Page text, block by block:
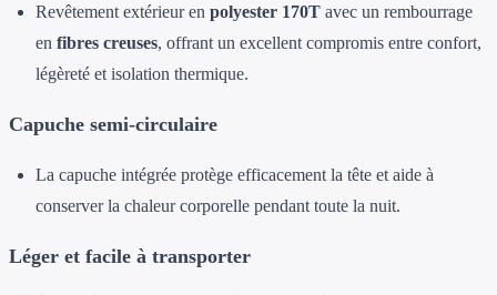
Revêtement extérieur en polyester 170T avec un rembourrage
en fibres creuses, offrant un excellent compromis entre confort,
légèreté et isolation thermique.
Capuche semi-circulaire
La capuche intégrée protège efficacement la tête et aide à
conserver la chaleur corporelle pendant toute la nuit.
Léger et facile à transporter